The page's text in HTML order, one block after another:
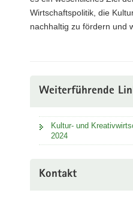
Wirtschaftspolitik, die
nachhaltig zu fördern und
Weiterführende
Kultur- und
2024
Kontakt